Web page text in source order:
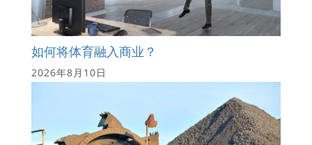
如何将体育融入商业？
2026年8月10日